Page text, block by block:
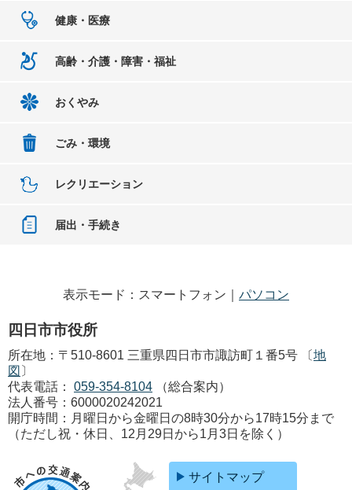
健康・医療
高齢・介護・障害・福祉
おくやみ
ごみ・環境
レクリエーション
届出・手続き
表示モード：スマートフォン｜ パソコン
四日市市役所
所在地：〒510-8601 三重県四日市市諏訪町１番5号 〔地
図 〕
代表電話：
059-354-8104
（総合案内）
法人番号：6000020242021
開庁時間：月曜日から金曜日の8時30分から17時15分まで
（ただし祝・休日、12月29日から1月3日を除く）
サイトマップ